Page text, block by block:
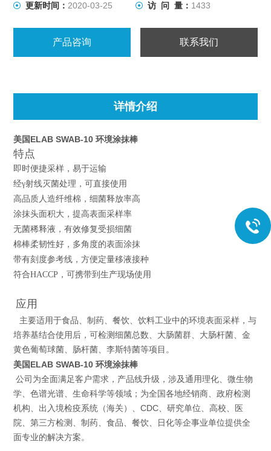
更新时间： 2020-03-25 访 问 量： 1433
产品咨询 联系我们
详情介绍
美国ELAB SWAB-10 环境涂抹棒
特点
即时便捷采样，易于运输
经γ射线灭菌处理，可直接使用
高品质人造纤维棉，细菌释放率高
涂抹头面积大，提高表面采样率
无菌稀释液，有效修复受损细菌
棉棒柔韧性好，多角度的表面涂抹
带有刻度参考线，方便定量移液接种
符合HACCP，可携带到生产现场使用
应用
主要适用于食品、制药、餐饮、饮料工业中的环境表面采样，与
培养基结合使用后，可检测细菌总数、大肠菌群、大肠杆菌、金
黄色葡萄球菌、肠杆菌、李斯特菌等项目。
美国ELAB SWAB-10 环境涂抹棒
公司为全面满足客户需求，产品线升级，涉及通用理化、微生物
学、色谱光谱、生命科学等领域；为全国各地经销商、政府检测
机构、出入境检疫系统（海关）、CDC、研究单位、高校、医
院、第三方检测、制药、食品、餐饮、日化等企事业单位提供全
面专业的解决方案。